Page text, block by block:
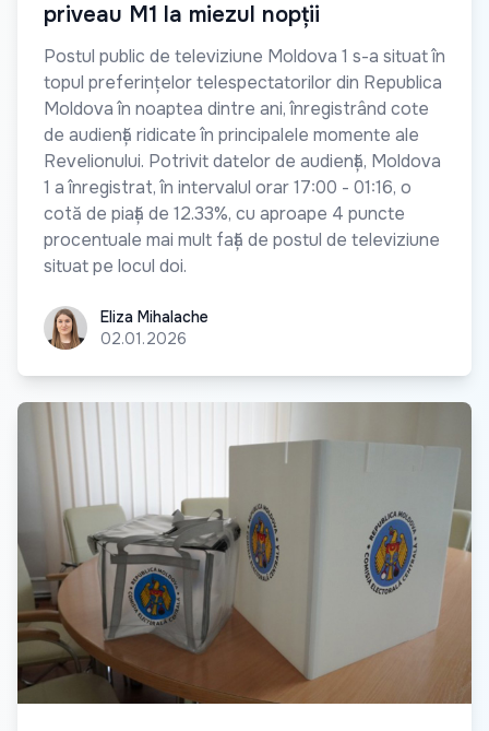
priveau M1 la miezul nopții
Postul public de televiziune Moldova 1 s-a situat în
topul preferințelor telespectatorilor din Republica
Moldova în noaptea dintre ani, înregistrând cote
de audiență ridicate în principalele momente ale
Revelionului. Potrivit datelor de audiență, Moldova
1 a înregistrat, în intervalul orar 17:00 - 01:16, o
cotă de piață de 12.33%, cu aproape 4 puncte
procentuale mai mult față de postul de televiziune
situat pe locul doi.
Eliza Mihalache
Eliza Mihalache
02.01.2026